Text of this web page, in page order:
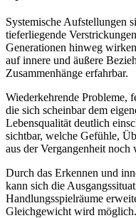
Systemische Aufstellungen
tieferliegende
Generationen hinweg
auf innere und äußere
Zusammenhänge erfahrbar.
Wiederkehrende Probleme,
die sich scheinbar dem
Lebensqualität deutlich
sichtbar, welche Gefühle,
aus der Vergangenheit noch
Durch das Erkennen und
kann sich die
Handlungsspielräume
Gleichgewicht wird möglich.